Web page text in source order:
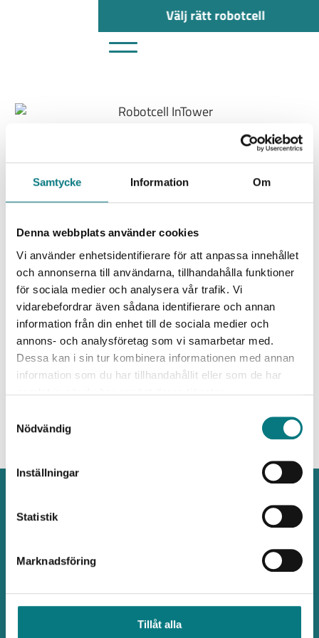
Samtycke Information Om
Denna webbplats använder cookies
Vi använder enhetsidentifierare för att anpassa innehållet
och annonserna till användarna, tillhandahålla funktioner
för sociala medier och analysera vår trafik. Vi
vidarebefordrar även sådana identifierare och annan
information från din enhet till de sociala medier och
annons- och analysföretag som vi samarbetar med.
Dessa kan i sin tur kombinera informationen med annan
information som du har tillhandahållit eller som de har
Nödvändig
Inställningar
Statistik
Marknadsföring
Tillåt alla
Välj rätt robotcell
utdragbara pallplatser. Fler sektioner med pallställage kan väljas till.
Varje pall är utrustad med ett raster som strukturerar detaljerna för
parametrisk programmering i vårt HMI, vilket möjliggör enkel och
effektiv hantering. Modulerna kan anpassas efter ert buffertbehov
och klarar en maxlast på 400kg per pall. Varje pallplats kan bära unika
detaljer, vilket möjliggör köhantering av order och automatisk
gripdonsväxling.
Automatisering
som ger
växtkraft
Produkter
Kundcase
Kontakta oss